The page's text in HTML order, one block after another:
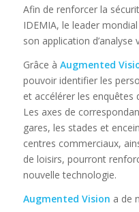
Afin de renforcer la
IDEMIA, le leader
son application d’analyse
Grâce à Augmented
pouvoir identifier les
et accélérer les enquêtes
Les axes de
gares, les stades et
centres commerciaux,
de loisirs, pourront
nouvelle technologie.
Augmented Vision a de